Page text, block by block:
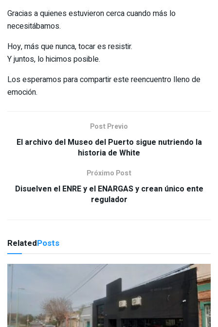
Gracias a quienes estuvieron cerca cuando más lo
necesitábamos.
Hoy, más que nunca, tocar es resistir.
Y juntos, lo hicimos posible.
Los esperamos para compartir este reencuentro lleno de
emoción.
Post Previo
El archivo del Museo del Puerto sigue nutriendo la
historia de White
Próximo Post
Disuelven el ENRE y el ENARGAS y crean único ente
regulador
RelatedPosts